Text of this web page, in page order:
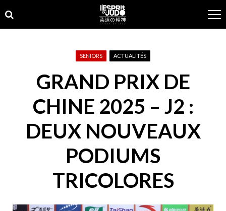
to
navigation
to
content
SENIORS ACTUALITÉS
GRAND PRIX DE
CHINE 2025 – J2 :
DEUX NOUVEAUX
PODIUMS
TRICOLORES